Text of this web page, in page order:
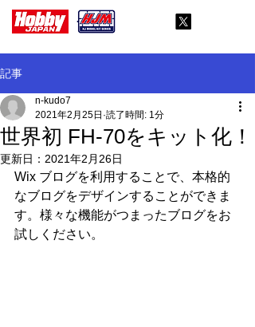
記事
世界初 FH-70をキット化！
n-kudo7
2021年2月25日 読了時間: 1分
更新日： 2021年2月26日
Wix ブログを利用することで、本格的
なブログをデザインすることができま
す。様々な機能がつまったブログをお
試しください。